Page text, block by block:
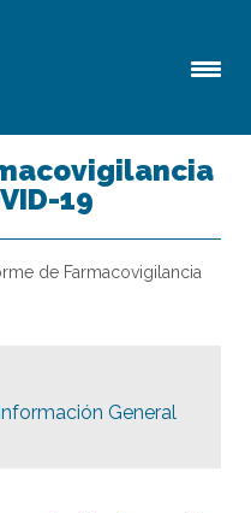
19
de Farmacovigilancia
General